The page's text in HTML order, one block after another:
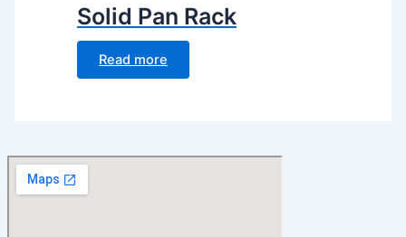
Solid Pan Rack
Read more